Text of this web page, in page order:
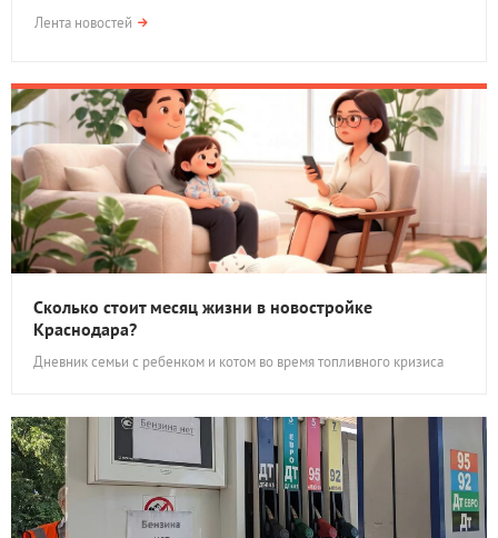
Лента новостей
Сколько стоит месяц жизни в новостройке
Краснодара?
Дневник семьи с ребенком и котом во время топливного кризиса